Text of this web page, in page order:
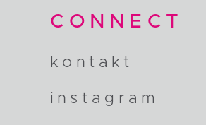
CONNECT
kontakt
instagram